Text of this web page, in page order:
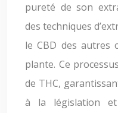
pureté de son
des techniques
le CBD des autres
plante. Ce
de THC,
à la législation et